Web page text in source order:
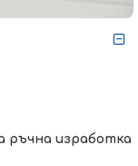
ръчна изработка